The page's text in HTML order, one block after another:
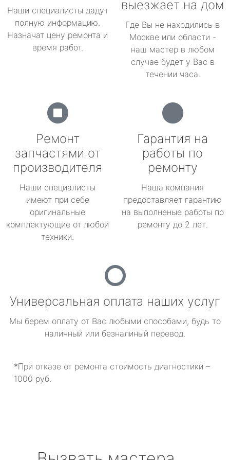
Наши специалисты дадут
полную информацию.
Назначат цену ремонта и
время работ.
выезжает на дом
Где Вы не находились в
Москве или области -
наш мастер в любом
случае будет у Вас в
течении часа.
Ремонт
запчастями от
производителя
Наши специалисты
имеют при себе
оригинальные
комплектующие от любой
техники.
Гарантия на
работы по
ремонту
Наша компания
предоставляет гарантию
на выполненые работы по
ремонту до 2 лет.
Универсальная оплата наших услуг
Мы берем оплату от Вас любыми способами, будь то
наличный или безналиный перевод.
*При отказе от ремонта стоимость диагностики –
1000 руб.